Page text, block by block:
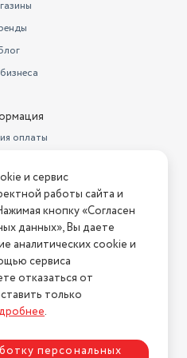
оплаты
возврата
Напишите нам
У нас есть всё!
и сервис
работы сайта и
кнопку «Согласен
данных», Вы даете
аналитических cookie и
сервиса
отказаться от
только
.
персональных